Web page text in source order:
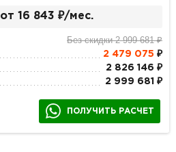
от 16 843 ₽/мес.
Без скидки 2 999 681 ₽
2 479 075 ₽
2 826 146 ₽
2 999 681 ₽
ПОЛУЧИТЬ РАСЧЕТ